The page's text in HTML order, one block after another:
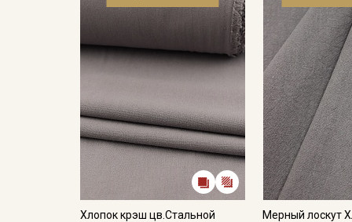
Хлопок крэш цв.Стальной
Мерный лоскут